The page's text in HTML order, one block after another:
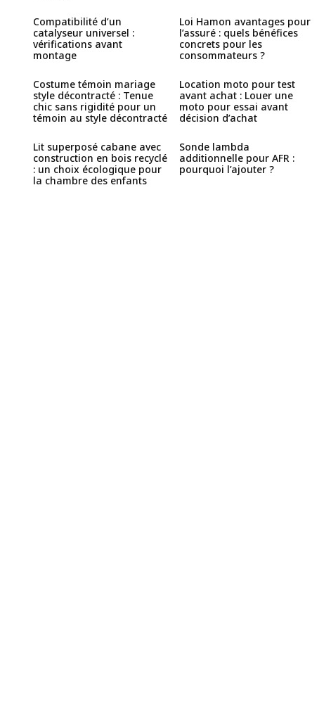
Compatibilité d’un
catalyseur universel :
vérifications avant
montage
Loi Hamon avantages pour
l’assuré : quels bénéfices
concrets pour les
consommateurs ?
Costume témoin mariage
style décontracté : Tenue
chic sans rigidité pour un
témoin au style décontracté
Location moto pour test
avant achat : Louer une
moto pour essai avant
décision d’achat
Lit superposé cabane avec
construction en bois recyclé
: un choix écologique pour
la chambre des enfants
Sonde lambda
additionnelle pour AFR :
pourquoi l’ajouter ?